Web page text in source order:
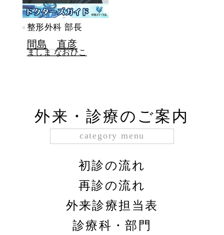
整形外科 部長
間島 直彦
ましま なおひこ
外来・診療のご案内
category menu
初診の流れ
再診の流れ
外来診療担当表
診療科・部門